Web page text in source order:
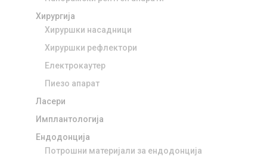
Хирургија
Хируршки насадници
Хируршки рефлектори
Електрокаутер
Пиезо апарат
Ласери
Имплантологија
Ендодонција
Потрошни материјали за ендодонција